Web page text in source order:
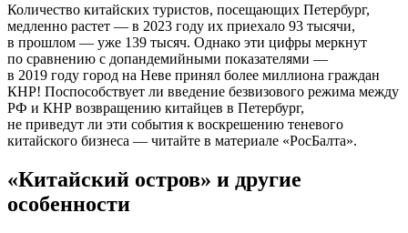
Количество китайских туристов, посещающих Петербург,
медленно растет — в 2023 году их приехало 93 тысячи,
в прошлом — уже 139 тысяч. Однако эти цифры меркнут
по сравнению с допандемийными показателями —
в 2019 году город на Неве принял более миллиона граждан
КНР! Поспособствует ли введение безвизового режима между
РФ и КНР возвращению китайцев в Петербург,
не приведут ли эти события к воскрешению теневого
китайского бизнеса — читайте в материале «РосБалта».
«Китайский остров» и другие
особенности